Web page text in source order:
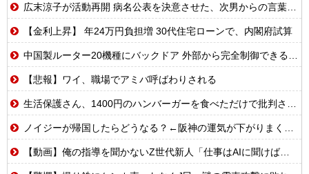
広末涼子が活動再開 病名公表を決意させた、次男からの言葉明かす
【金利上昇】 年24万円負担増 30代住宅ローンで、内閣府試算
中国製ルーター20機種にバックドア 外部から完全制御できる機能が仕込まれていた
【悲報】ワイ、職場でアミバ呼ばわりされる
生活保護さん、1400円のハンバーガーを食べただけで批判される
ノイジーが帰国したらどうなる？←阪神の運気が下がりまくるやろな
【動画】俺の指導を聞かないZ世代新人「仕事はAIに聞けば余裕w」俺「AI以下でごめんね」→指導やめて放置プレイした結果w